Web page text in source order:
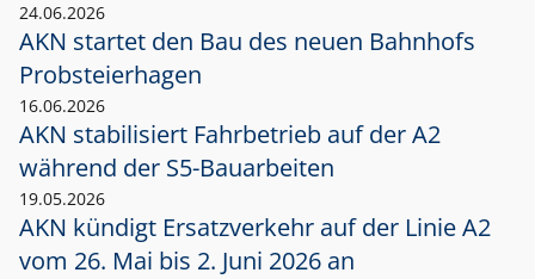
24.06.2026
AKN startet den Bau des neuen Bahnhofs
Probsteierhagen
16.06.2026
AKN stabilisiert Fahrbetrieb auf der A2
während der S5-Bauarbeiten
19.05.2026
AKN kündigt Ersatzverkehr auf der Linie A2
vom 26. Mai bis 2. Juni 2026 an